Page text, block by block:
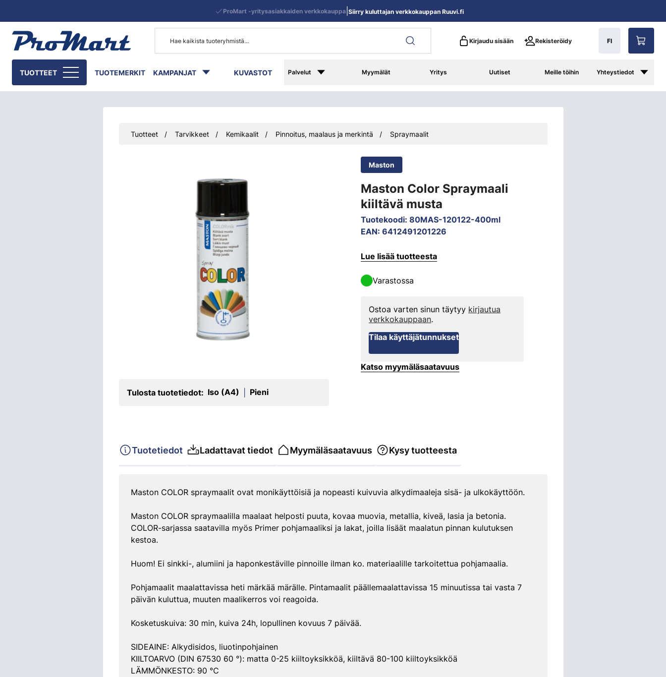
Kirjaudu sisään Rekisteröidy FI
TUOTTEET TUOTEMERKIT KAMPANJAT KUVASTOT Palvelut Myymälät Yritys Uutiset Meille töihin Yhteystiedot
ProMart -yritysasiakkaiden verkkokauppa| Siirry kuluttajan verkkokauppan Ruuvi.fi
Tuotteet Tarvikkeet Kemikaalit Pinnoitus, maalaus ja merkintä Spraymaalit
Maston
Maston Color Spraymaali
kiiltävä musta
Tuotekoodi: 80MAS-120122-400ml
EAN: 6412491201226
Tulosta tuotetiedot: Iso (A4) Pieni
Lue lisää tuotteesta
Varastossa
Ostoa varten sinun täytyy kirjautua
verkkokauppaan.
Tilaa käyttäjätunnukset
Katso myymäläsaatavuus
Tuotetiedot Ladattavat tiedot Myymäläsaatavuus Kysy tuotteesta
Maston COLOR spraymaalit ovat monikäyttöisiä ja nopeasti kuivuvia alkydimaaleja sisä- ja ulkokäyttöön.
Maston COLOR spraymaalilla maalaat helposti puuta, kovaa muovia, metallia, kiveä, lasia ja betonia.
COLOR-sarjassa saatavilla myös Primer pohjamaaliksi ja lakat, joilla lisäät maalatun pinnan kulutuksen
kestoa.
Huom! Ei sinkki-, alumiini ja haponkestäville pinnoille ilman ko. materiaalille tarkoitettua pohjamaalia.
Pohjamaalit maalattavissa heti märkää märälle. Pintamaalit päällemaalattavissa 15 minuutissa tai vasta 7
päivän kuluttua, muuten maalikerros voi reagoida.
Kosketuskuiva: 30 min, kuiva 24h, lopullinen kovuus 7 päivää.
SIDEAINE: Alkydisidos, liuotinpohjainen
KIILTOARVO (DIN 67530 60 °): matta 0-25 kiiltoyksikköä, kiiltävä 80-100 kiiltoyksikköä
LÄMMÖNKESTO: 90 °C